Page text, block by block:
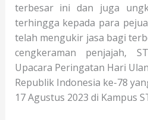
terbesar ini dan juga
terhingga kepada para
telah mengukir jasa bagi
cengkeraman penjajah,
Upacara Peringatan Hari
Republik Indonesia ke-78
17 Agustus 2023 di Kampus